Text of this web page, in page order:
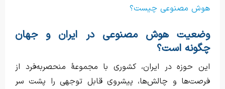
هوش مصنوعی چیست؟
وضعیت هوش مصنوعی در ایران و جهان
چگونه است؟
این حوزه در ایران، کشوری با مجموعهٔ منحصر‌به‌فرد از
فرصت‌ها و چالش‌ها، پیشروی قابل توجهی را پشت سر